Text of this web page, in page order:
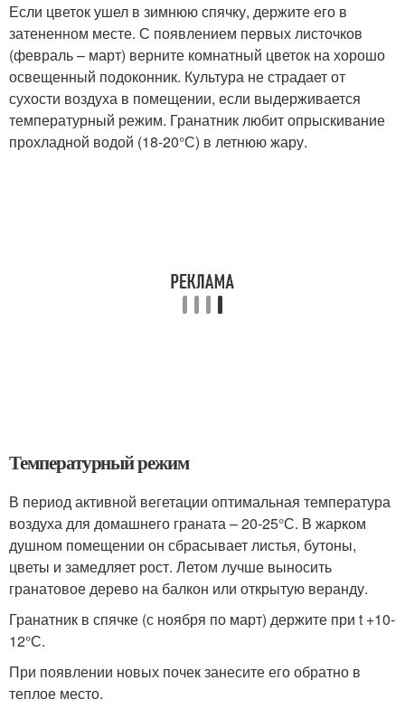
Если цветок ушел в зимнюю спячку, держите его в
затененном месте. С появлением первых листочков
(февраль – март) верните комнатный цветок на хорошо
освещенный подоконник. Культура не страдает от
сухости воздуха в помещении, если выдерживается
температурный режим. Гранатник любит опрыскивание
прохладной водой (18-20°С) в летнюю жару.
Температурный режим
В период активной вегетации оптимальная температура
воздуха для домашнего граната – 20-25°С. В жарком
душном помещении он сбрасывает листья, бутоны,
цветы и замедляет рост. Летом лучше выносить
гранатовое дерево на балкон или открытую веранду.
Гранатник в спячке (с ноября по март) держите при t +10-
12°С.
При появлении новых почек занесите его обратно в
теплое место.